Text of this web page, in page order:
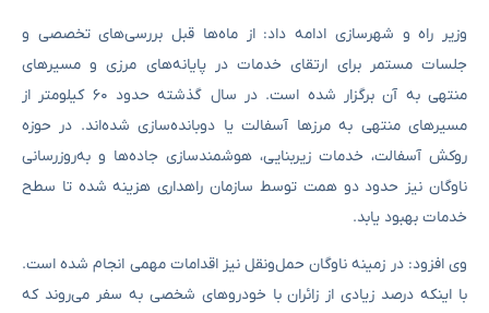
وزیر راه و شهرسازی ادامه داد: از ماه‌ها قبل بررسی‌های تخصصی و
جلسات مستمر برای ارتقای خدمات در پایانه‌های مرزی و مسیرهای
منتهی به آن برگزار شده است. در سال گذشته حدود ۶۰ کیلومتر از
مسیرهای منتهی به مرزها آسفالت یا دوبانده‌سازی شده‌اند. در حوزه
روکش آسفالت، خدمات زیربنایی، هوشمندسازی جاده‌ها و به‌روزرسانی
ناوگان نیز حدود دو همت توسط سازمان راهداری هزینه شده تا سطح
خدمات بهبود یابد.
وی افزود: در زمینه ناوگان حمل‌ونقل نیز اقدامات مهمی انجام شده است.
با اینکه درصد زیادی از زائران با خودروهای شخصی به سفر می‌روند که